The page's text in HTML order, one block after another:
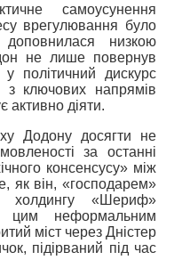
самоусунення
врегулювання було
низкою
не лише повернув
у політичний дискурс
ключових напрямів
активно діяти.
Додону досягти не
за останні
консенсусу» між
як він, «господарем»
холдингу «Шериф»
цим неформальним
міст через Дністер
підірваний під час